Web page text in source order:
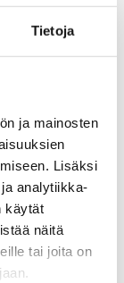
Tietoja
ja mainosten
Lisäksi
analytiikka-
käytät
näitä
tai joita on